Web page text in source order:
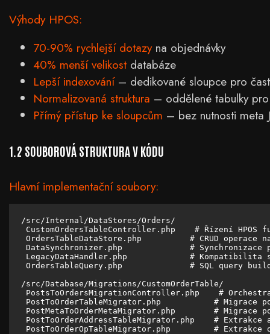
Výhody HPOS:
70-90% rychlejší dotazyna objednávky
40% menší velikost databáze
Lepší indexování– dedikované sloupce pro
Normalizovaná struktura – oddělené tabulky
Přímý přístup ke sloupcům – bez nutnosti meta
1.2 SOUBOROVÁ STRUKTURA V KÓDU
Hlavní implementační soubory:
/src/Internal/DataStores/Orders/
CustomOrdersTableController.php    # Řízení HPOS
OrdersTableDataStore.php          # CRUD operace
DataSynchronizer.php              # Synchronizace
LegacyDataHandler.php             # Kompatibilita se
OrdersTableQuery.php              # SQL query
/src/Database/Migrations/CustomOrderTable/
PostsToOrdersMigrationController.php    #
PostToOrderTableMigrator.php           # Migrace
PostMetaToOrderMetaMigrator.php        # Migrace
PostToOrderAddressTableMigrator.php    # Extrakce
PostToOrderOpTableMigrator.php         # Extrakce